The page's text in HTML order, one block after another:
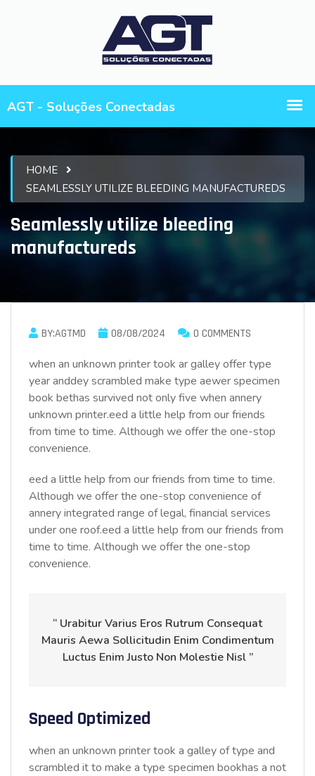
HOME
SEAMLESSLY UTILIZE BLEEDING MANUFACTUREDS
Seamlessly utilize bleeding
manufactureds
BY:AGTMD 08/08/2024 0 COMMENTS
when an unknown printer took ar galley offer type
year anddey scrambled make type aewer specimen
book bethas survived not only five when annery
unknown printer.eed a little help from our friends
from time to time. Although we offer the one-stop
convenience.
eed a little help from our friends from time to time.
Although we offer the one-stop convenience of
annery integrated range of legal, financial services
under one roof.eed a little help from our friends from
time to time. Although we offer the one-stop
convenience.
“ Urabitur Varius Eros Rutrum Consequat
Mauris Aewa Sollicitudin Enim Condimentum
Luctus Enim Justo Non Molestie Nisl ”
Speed Optimized
when an unknown printer took a galley of type and
scrambled it to make a type specimen bookhas a not